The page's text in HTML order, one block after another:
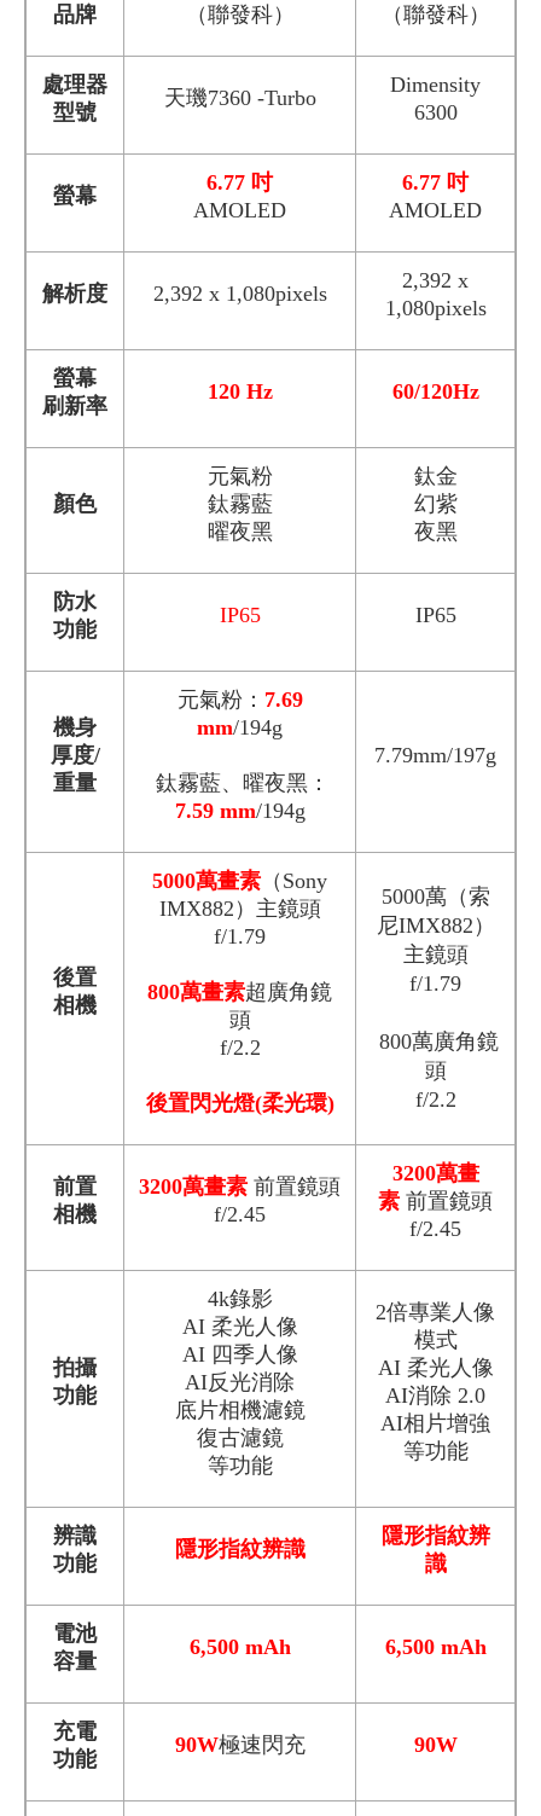
品牌
（聯發科）
（聯發科）
處理器
型號
天璣7360 -Turbo
Dimensity
6300
螢幕
6.77 吋
AMOLED
6.77 吋
AMOLED
解析度 2,392 x 1,080pixels
2,392 x
1,080pixels
螢幕
刷新率
120 Hz 60/120Hz
顏色
元氣粉
鈦霧藍
曜夜黑
鈦金
幻紫
夜黑
防水
功能
IP65 IP65
機身
厚度/
重量
元氣粉： 7.69
mm/194g
鈦霧藍、曜夜黑：
7.59 mm/194g
7.79mm/197g
後置
相機
5000萬畫素 （Sony
IMX882）主鏡頭
f/1.79
800萬畫素超廣角鏡
頭
f/2.2
後置閃光燈(柔光環)
5000萬（索
尼IMX882）
主鏡頭
f/1.79
800萬廣角鏡
頭
f/2.2
前置
相機
3200萬畫素 前置鏡頭
f/2.45
3200萬畫
素 前置鏡頭
f/2.45
拍攝
功能
4k錄影
AI 柔光人像
AI 四季人像
AI反光消除
底片相機濾鏡
復古濾鏡
等功能
2倍專業人像
模式
AI 柔光人像
AI消除 2.0
AI相片增強
等功能
辨識
功能
隱形指紋辨識
隱形指紋辨
識
電池
容量
6,500 mAh 6,500 mAh
充電
功能
90W極速閃充 90W